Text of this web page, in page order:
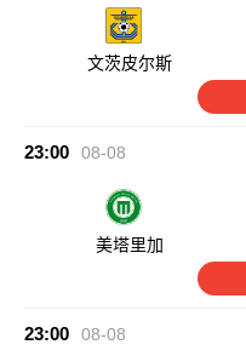
文茨皮尔斯
23:00 08-08
美塔里加
23:00 08-08